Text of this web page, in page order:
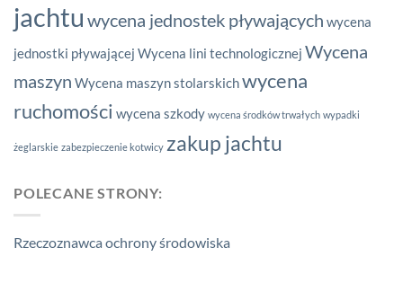
jachtu wycena jednostek pływających wycena
jednostki pływającej Wycena lini technologicznej Wycena
maszyn Wycena maszyn stolarskichwycena
ruchomości wycena szkody wycena środków trwałych wypadki
żeglarskie zabezpieczenie kotwicy zakup jachtu
POLECANE STRONY:
Rzeczoznawca ochrony środowiska